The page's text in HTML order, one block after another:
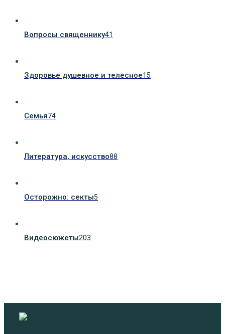
Вопросы священнику41
Здоровье душевное и телесное15
Семья74
Литература, искуcство88
Осторожно: секты5
Видеосюжеты203